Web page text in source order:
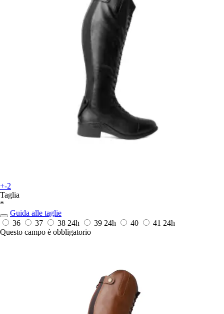
+-2
Taglia
*
Guida alle taglie
36
37 38 24h 39 24h 40 41 24h
Questo campo è obbligatorio